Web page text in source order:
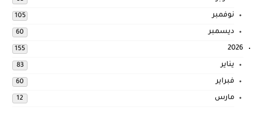
نوفمبر 105
ديسمبر 60
2026
155
يناير 83
فبراير 60
مارس 12